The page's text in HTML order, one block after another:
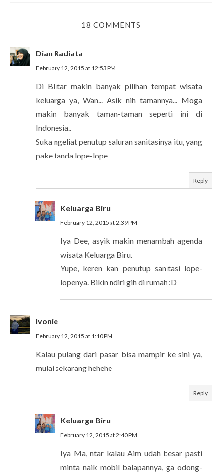
18 COMMENTS
Dian Radiata
February 12, 2015 at 12:53 PM
Di Blitar makin banyak pilihan tempat wisata
keluarga ya, Wan... Asik nih tamannya... Moga
makin banyak taman-taman seperti ini di
Indonesia..
Suka ngeliat penutup saluran sanitasinya itu, yang
pake tanda lope-lope...
Reply
Keluarga Biru
February 12, 2015 at 2:39 PM
Iya Dee, asyik makin menambah agenda
wisata Keluarga Biru.
Yupe, keren kan penutup sanitasi lope-
lopenya. Bikin ndiri gih di rumah :D
Ivonie
February 12, 2015 at 1:10 PM
Kalau pulang dari pasar bisa mampir ke sini ya,
mulai sekarang hehehe
Reply
Keluarga Biru
February 12, 2015 at 2:40 PM
Iya Ma, ntar kalau Aim udah besar pasti
minta naik mobil balapannya, ga odong-